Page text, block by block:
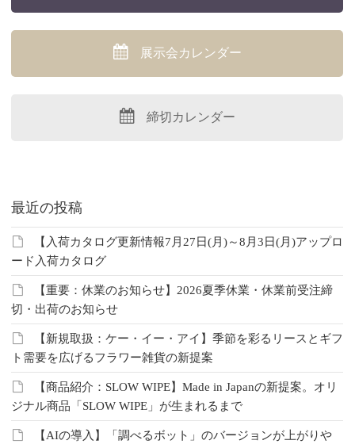
展示会カレンダー
締切カレンダー
最近の投稿
【入荷カタログ更新情報7月27日(月)～8月3日(月)アップロ
ード入荷カタログ
【重要：休業のお知らせ】2026夏季休業・休業前受注締
切・出荷のお知らせ
【新規取扱：ケー・イー・アイ】季節を彩るリースとギフ
ト需要を広げるフラワー雑貨の新提案
【商品紹介：SLOW WIPE】Made in Japanの新提案。オリ
ジナル商品「SLOW WIPE」が生まれるまで
【AIの導入】「調べるボット」のバージョンが上がりや